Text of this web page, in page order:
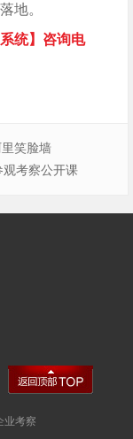
地。
统】咨询电
笑脸墙
观考察公开课
业考察